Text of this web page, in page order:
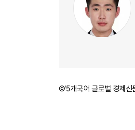
©'5개국어 글로벌 경제신